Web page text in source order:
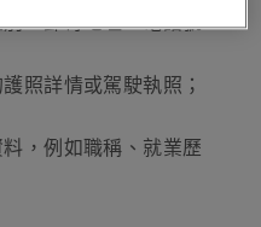
、郵寄地址、電話號
照詳情或駕駛執照；
，例如職稱、就業歷